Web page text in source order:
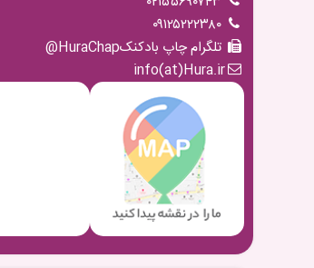
۰۹۱۲۵۲۲۲۳۸۰
تلگرام چاپ بادکنکHuraChap@
info(at)Hura.ir